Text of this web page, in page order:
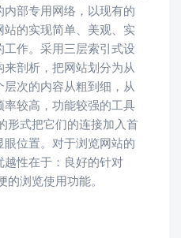
部专用网络，以现有的
的实现简单、美观、实
作。采用三层索引式设
剖析，把网站划分为从
次的内容从粗到细，从
较高，功能较强的工具
形式把它们的连接加入首
位置。对于浏览网站的
越性在于：良好的针对
浏览使用功能。